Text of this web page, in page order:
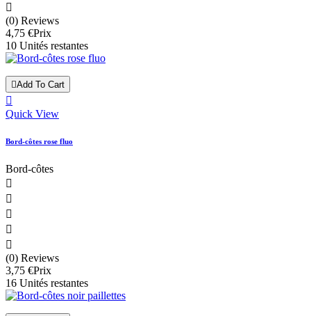

(0) Reviews
4,75 €Prix
10 Unités restantes
Add To Cart

Quick View
Bord-côtes rose fluo
Bord-côtes





(0) Reviews
3,75 €Prix
16 Unités restantes